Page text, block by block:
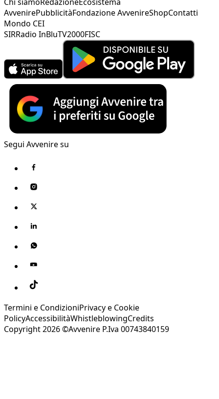
AvvenirePubblicitàFondazione AvvenireShopContatti
Mondo CEI
SIRRadio InBluTV2000FISC
Segui Avvenire su
Termini e CondizioniPrivacy e Cookie
PolicyAccessibilitàWhistleblowingCredits
Copyright 2026 ©Avvenire P.Iva 00743840159